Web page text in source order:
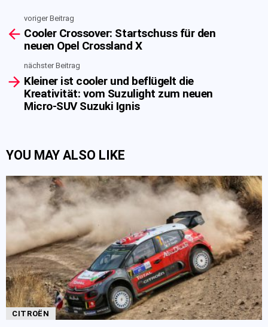
more
voriger Beitrag
Cooler Crossover: Startschuss für den
neuen Opel Crossland X
nächster Beitrag
Kleiner ist cooler und beflügelt die
Kreativität: vom Suzulight zum neuen
Micro-SUV Suzuki Ignis
YOU MAY ALSO LIKE
CITROËN